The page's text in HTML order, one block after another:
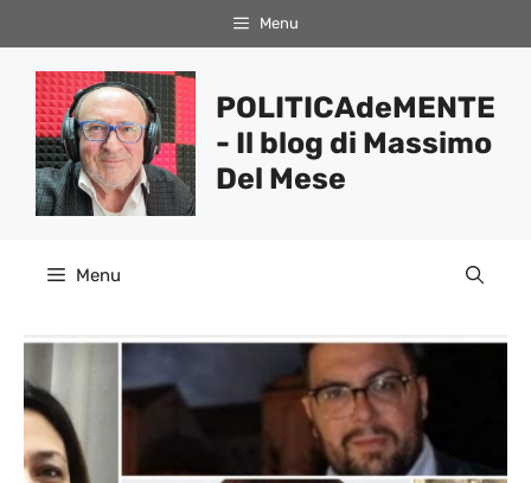
al
contenuto
Menu
POLITICAdeMENTE
- Il blog di Massimo
Del Mese
Menu